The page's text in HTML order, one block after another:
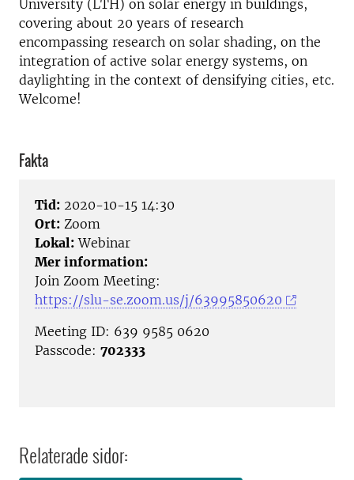
University (LTH) on solar energy in buildings,
covering about 20 years of research
encompassing research on solar shading, on the
integration of active solar energy systems, on
daylighting in the context of densifying cities, etc.
Welcome!
Fakta
Tid: 2020-10-15 14:30
Ort: Zoom
Lokal: Webinar
Mer information:
Join Zoom Meeting:
https://slu-se.zoom.us/j/63995850620
Meeting ID: 639 9585 0620
Passcode: 702333
Relaterade sidor: